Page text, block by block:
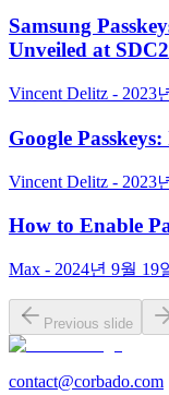
Samsung
Unveiled at
Vincent Delitz - 2023
Google
Vincent Delitz - 2023
How to Enable
Max - 2024년 9월 19
Previous slide
contact@corbado.com